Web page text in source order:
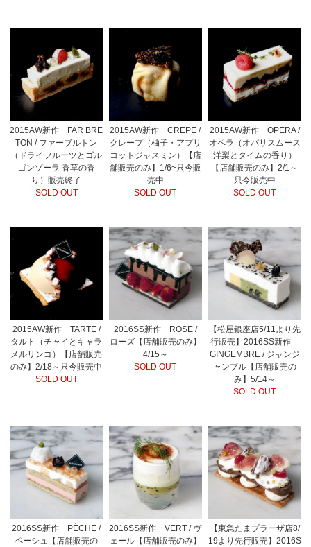
2015AW新作 FAR BRE
TON / ファーブルトン
（ドライフルーツとゴル
ゴンゾーラ 香草の香
り）販売終了
SOLD OUT
2015AW新作 CREPE /
クレープ（柚子・アプリ
コットジャスミン）【店
舗販売のみ】1/6~只今販
売中
SOLD OUT
2015AW新作 OPERA /
オペラ（オパリスムース
洋梨とタイムの香り）
【店舗販売のみ】2/1～
只今販売中
SOLD OUT
2015AW新作 TARTE /
タルト（チャイとキャラ
メルリンゴ）【店舗販売
のみ】2/18～只今販売中
SOLD OUT
2016SS新作 ROSE /
ローズ【店舗販売のみ】
4/15～
SOLD OUT
【松屋銀座店5/11より先
行販売】2016SS新作
GINGEMBRE / ジャンジ
ャンブル【店舗販売の
み】5/14～
SOLD OUT
2016SS新作 PÉCHE /
ペーシュ【店舗販売の
2016SS新作 VERT / ヴ
ェール【店舗販売のみ】
【東急たまプラーザ店8/
19より先行販売】2016S